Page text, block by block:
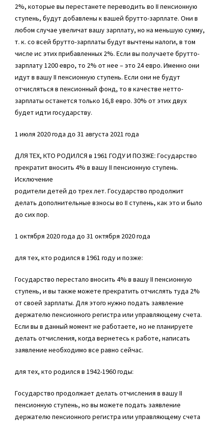
2%, которые вы перестанете переводить во II пенсионную
ступень, будут добавлены к вашей брутто-зарплате. Они в
любом случае увеличат вашу зарплату, но на меньшую сумму,
т. к. со всей брутто-зарплаты будут вычтены налоги, в том
числе ис этих прибавленных 2%. Если вы получаете брутто-
зарплату 1200 евро, то 2% от нее – это 24 евро. Именно они
идут в вашу II пенсионную ступень. Если они не будут
отчисляться в пенсионный фонд, то в качестве нетто-
зарплаты останется только 16,8 евро. 30% от этих двух
будет идти государству.
1 июля 2020 года до 31 августа 2021 года
ДЛЯ ТЕХ, КТО РОДИЛСЯ в 1961 ГОДУ И ПОЗЖЕ: Государство
прекратит вносить 4% в вашу II пенсионную ступень.
Исключение
родители детей до трех лет. Государство продолжит
делать дополнительные взносы во II ступень, как это и было
до сих пор.
1 октября 2020 года до 31 октября 2020 года
для тех, кто родился в 1961 году и позже:
Государство перестало вносить 4% в вашу II пенсионную
ступень, и вы также можете прекратить отчислять туда 2%
от своей зарплаты. Для этого нужно подать заявление
держателю пенсионного регистра или управляющему счета.
Если вы в данный момент не работаете, но не планируете
делать отчисления, когда вернетесь к работе, написать
заявление необходимо все равно сейчас.
для тех, кто родился в 1942-1960 годы:
Государство продолжает делать отчисления в вашу II
пенсионную ступень, но вы можете подать заявление
держателю пенсионного регистра или управляющему счета